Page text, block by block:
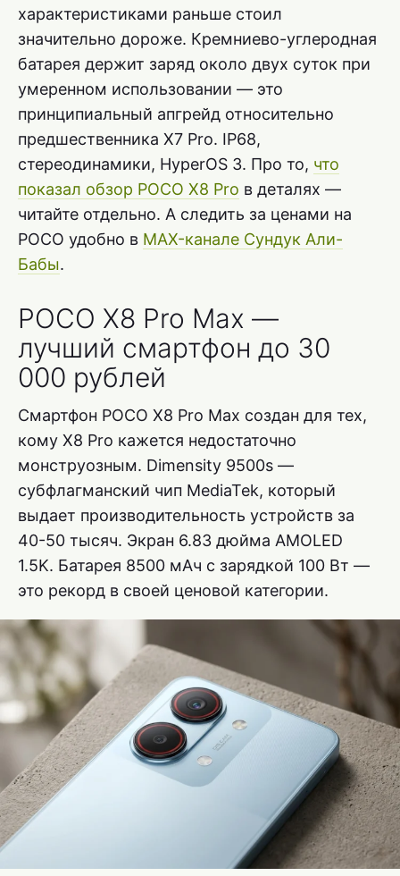
характеристиками раньше стоил
значительно дороже. Кремниево-углеродная
батарея держит заряд около двух суток при
умеренном использовании — это
принципиальный апгрейд относительно
предшественника X7 Pro. IP68,
стереодинамики, HyperOS 3. Про то, что
показал обзор POCO X8 Pro в деталях —
читайте отдельно. А следить за ценами на
POCO удобно в MAX-канале Сундук Али-
Бабы.
POCO X8 Pro Max —
лучший смартфон до 30
000 рублей
Смартфон POCO X8 Pro Max создан для тех,
кому X8 Pro кажется недостаточно
монструозным. Dimensity 9500s —
субфлагманский чип MediaTek, который
выдает производительность устройств за
40-50 тысяч. Экран 6.83 дюйма AMOLED
1.5K. Батарея 8500 мАч с зарядкой 100 Вт —
это рекорд в своей ценовой категории.